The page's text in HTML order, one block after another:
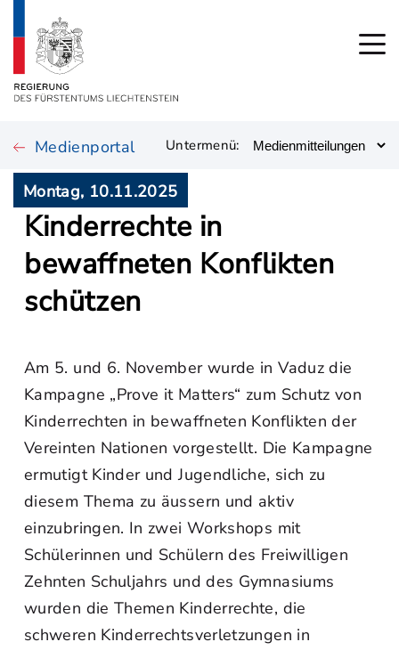
Medienportal Untermenü:
Montag, 10.11.2025
Kinderrechte in
bewaffneten Konflikten
schützen
Am 5. und 6. November wurde in Vaduz die
Kampagne „Prove it Matters“ zum Schutz von
Kinderrechten in bewaffneten Konflikten der
Vereinten Nationen vorgestellt. Die Kampagne
ermutigt Kinder und Jugendliche, sich zu
diesem Thema zu äussern und aktiv
einzubringen. In zwei Workshops mit
Schülerinnen und Schülern des Freiwilligen
Zehnten Schuljahrs und des Gymnasiums
wurden die Themen Kinderrechte, die
schweren Kinderrechtsverletzungen in